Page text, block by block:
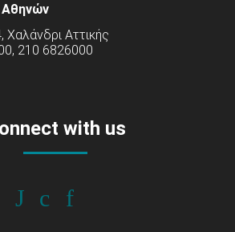
Χαλάνδρι Αττικής
210 6826000
with us